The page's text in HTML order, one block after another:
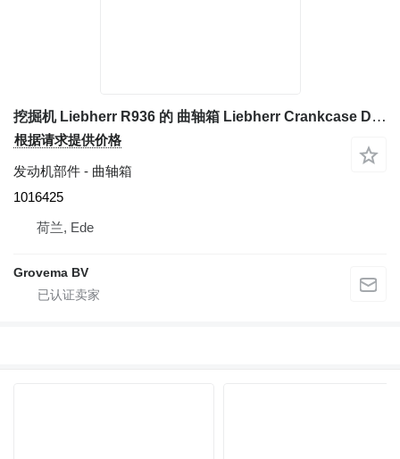
挖掘机 Liebherr R936 的 曲轴箱 Liebherr Crankcase D944 A7 1016425
根据请求提供价格
发动机部件 - 曲轴箱
1016425
荷兰, Ede
Grovema BV